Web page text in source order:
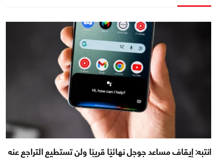
انتبه: إيقاف مساعد جوجل نهائيًا قريبًا ولن تستطيع التراجع عنه